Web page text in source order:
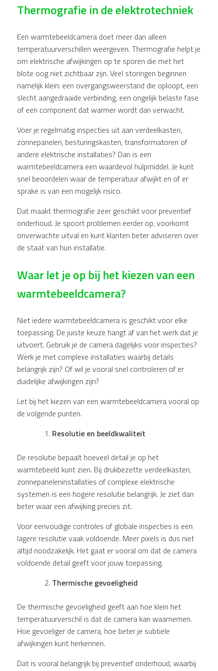
Thermografie in de elektrotechniek
Een warmtebeeldcamera doet meer dan alleen
temperatuurverschillen weergeven. Thermografie helpt je
om elektrische afwijkingen op te sporen die met het
blote oog niet zichtbaar zijn. Veel storingen beginnen
namelijk klein: een overgangsweerstand die oploopt, een
slecht aangedraaide verbinding, een ongelijk belaste fase
of een component dat warmer wordt dan verwacht.
Voer je regelmatig inspecties uit aan verdeelkasten,
zonnepanelen, besturingskasten, transformatoren of
andere elektrische installaties? Dan is een
warmtebeeldcamera een waardevol hulpmiddel. Je kunt
snel beoordelen waar de temperatuur afwijkt en of er
sprake is van een mogelijk risico.
Dat maakt thermografie zeer geschikt voor preventief
onderhoud. Je spoort problemen eerder op, voorkomt
onverwachte uitval en kunt klanten beter adviseren over
de staat van hun installatie.
Waar let je op bij het kiezen van een
warmtebeeldcamera?
Niet iedere warmtebeeldcamera is geschikt voor elke
toepassing. De juiste keuze hangt af van het werk dat je
uitvoert. Gebruik je de camera dagelijks voor inspecties?
Werk je met complexe installaties waarbij details
belangrijk zijn? Of wil je vooral snel controleren of er
duidelijke afwijkingen zijn?
Let bij het kiezen van een warmtebeeldcamera vooral op
de volgende punten.
Resolutie en beeldkwaliteit
De resolutie bepaalt hoeveel detail je op het
warmtebeeld kunt zien. Bij drukbezette verdeelkasten,
zonnepaneleninstallaties of complexe elektrische
systemen is een hogere resolutie belangrijk. Je ziet dan
beter waar een afwijking precies zit.
Voor eenvoudige controles of globale inspecties is een
lagere resolutie vaak voldoende. Meer pixels is dus niet
altijd noodzakelijk. Het gaat er vooral om dat de camera
voldoende detail geeft voor jouw toepassing.
Thermische gevoeligheid
De thermische gevoeligheid geeft aan hoe klein het
temperatuurverschil is dat de camera kan waarnemen.
Hoe gevoeliger de camera, hoe beter je subtiele
afwijkingen kunt herkennen.
Dat is vooral belangrijk bij preventief onderhoud, waarbij